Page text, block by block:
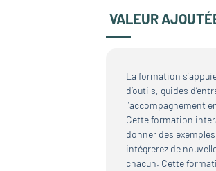
VALEUR
La formation
d’outils, guides
l’accompagnement
Cette formation
donner des
intégrerez de
chacun. Cette